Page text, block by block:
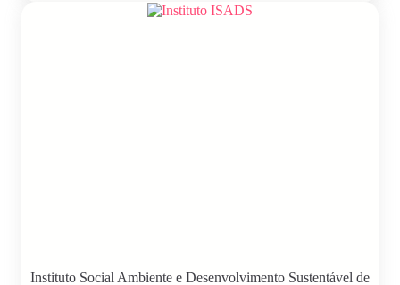
Instituto Social Ambiente e Desenvolvimento Sustentável de